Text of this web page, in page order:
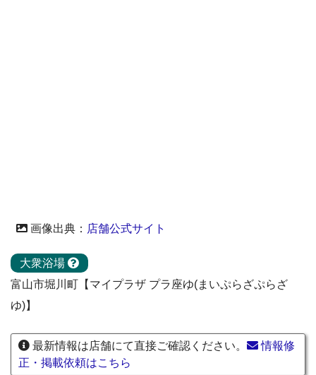
画像出典： 店舗公式サイト
大衆浴場
富山市堀川町【マイプラザ プラ座ゆ(まいぷらざぷらざ
ゆ)】
最新情報は店舗にて直接ご確認ください。
情報修
正・掲載依頼はこちら